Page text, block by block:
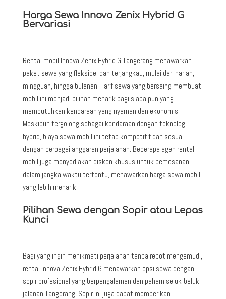
Harga Sewa Innova Zenix Hybrid G
Bervariasi
Rental mobil Innova Zenix Hybrid G Tangerang menawarkan
paket sewa yang fleksibel dan terjangkau, mulai dari harian,
mingguan, hingga bulanan. Tarif sewa yang bersaing membuat
mobil ini menjadi pilihan menarik bagi siapa pun yang
membutuhkan kendaraan yang nyaman dan ekonomis.
Meskipun tergolong sebagai kendaraan dengan teknologi
hybrid, biaya sewa mobil ini tetap kompetitif dan sesuai
dengan berbagai anggaran perjalanan. Beberapa agen rental
mobil juga menyediakan diskon khusus untuk pemesanan
dalam jangka waktu tertentu, menawarkan harga sewa mobil
yang lebih menarik.
Pilihan Sewa dengan Sopir atau Lepas
Kunci
Bagi yang ingin menikmati perjalanan tanpa repot mengemudi,
rental Innova Zenix Hybrid G menawarkan opsi sewa dengan
sopir profesional yang berpengalaman dan paham seluk-beluk
jalanan Tangerang. Sopir ini juga dapat memberikan